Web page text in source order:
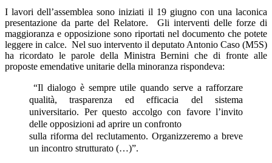
I lavori dell’assemblea sono iniziati il 19 giugno con una laconica
presentazione da parte del Relatore. Gli interventi delle forze di
maggioranza e opposizione sono riportati nel documento che potete
leggere in calce. Nel suo intervento il deputato Antonio Caso (M5S)
ha ricordato le parole della Ministra Bernini che di fronte alle
proposte emendative unitarie della minoranza rispondeva:
“Il dialogo è sempre utile quando serve a rafforzare
qualità, trasparenza ed efficacia del sistema
universitario. Per questo accolgo con favore l’invito
delle opposizioni ad aprire un confronto
sulla riforma del reclutamento. Organizzeremo a breve
un incontro strutturato (…)”.